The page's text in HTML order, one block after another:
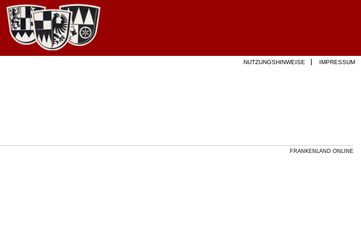
FRANKENLAND ONLINE
NUTZUNGSHINWEISE
IMPRESSUM